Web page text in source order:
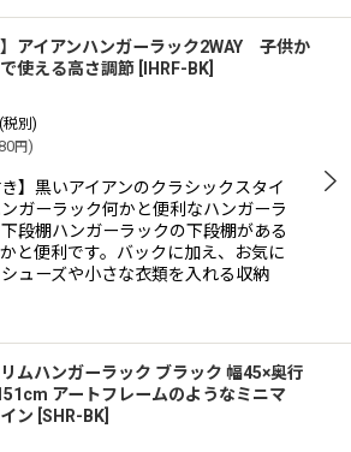
】アイアンハンガーラック2WAY 子供か
使える高さ調節 [IHRF-BK]
(税別)
円)
き】黒いアイアンのクラシックスタイ
ガーラック何かと便利なハンガーラ
段棚ハンガーラックの下段棚がある
と便利です。バックに加え、お気に
ューズや小さな衣類を入れる収納
ムハンガーラック ブラック 幅45×奥行
アートフレームのようなミニマ
ン [SHR-BK]